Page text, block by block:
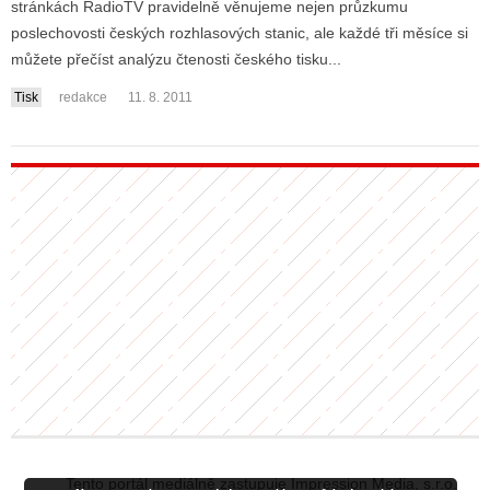
TELEVIZE
INTERNET
RÁDIA
STRÁNKY RÁDIÍ
STRÁNKY TV
stránkách RadioTV pravidelně věnujeme nejen průzkumu
poslechovosti českých rozhlasových stanic, ale každé tři měsíce si
můžete přečíst analýzu čtenosti českého tisku...
Tisk redakce 11. 8. 2011
Tento portál mediálně zastupuje Impression Media, s.r.o.